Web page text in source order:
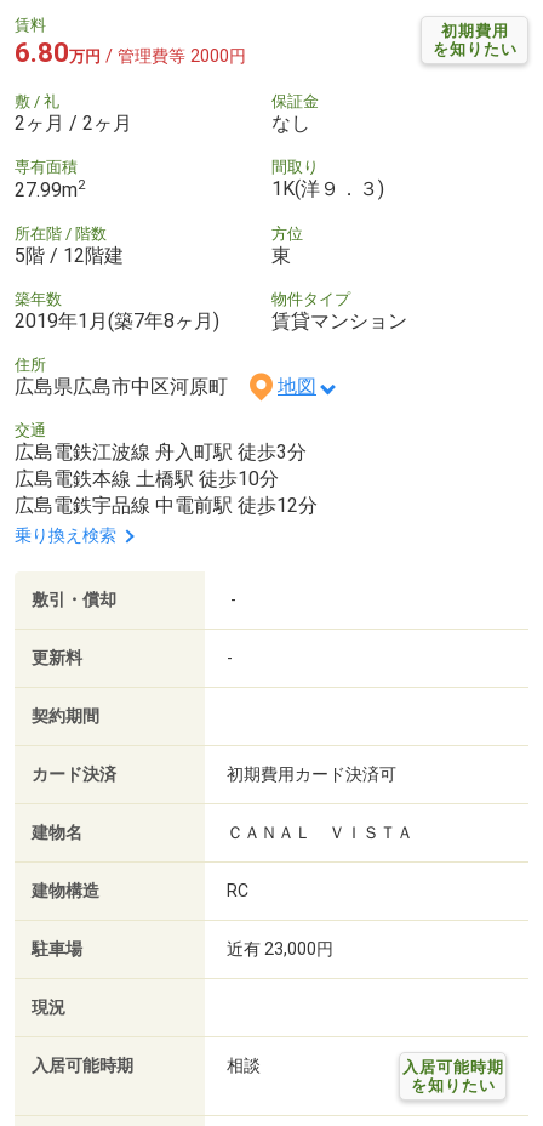
初期費用
を知りたい
賃料
6.80万円 / 管理費等 2000円
敷 / 礼
2ヶ月 / 2ヶ月
保証金
なし
専有面積
27.99m2
間取り
1K(洋９．３)
所在階 / 階数
5階 / 12階建
方位
東
築年数
2019年1月(築7年8ヶ月)
物件タイプ
賃貸マンション
住所
広島県広島市中区河原町 地図
交通
広島電鉄江波線 舟入町駅 徒歩3分
広島電鉄本線 土橋駅 徒歩10分
広島電鉄宇品線 中電前駅 徒歩12分
乗り換え検索
敷引・償却 -
更新料 -
契約期間
カード決済 初期費用カード決済可
建物名 ＣＡＮＡＬ ＶＩＳＴＡ
建物構造 RC
駐車場 近有 23,000円
現況
入居可能時期 相談
入居可能時期
を知りたい